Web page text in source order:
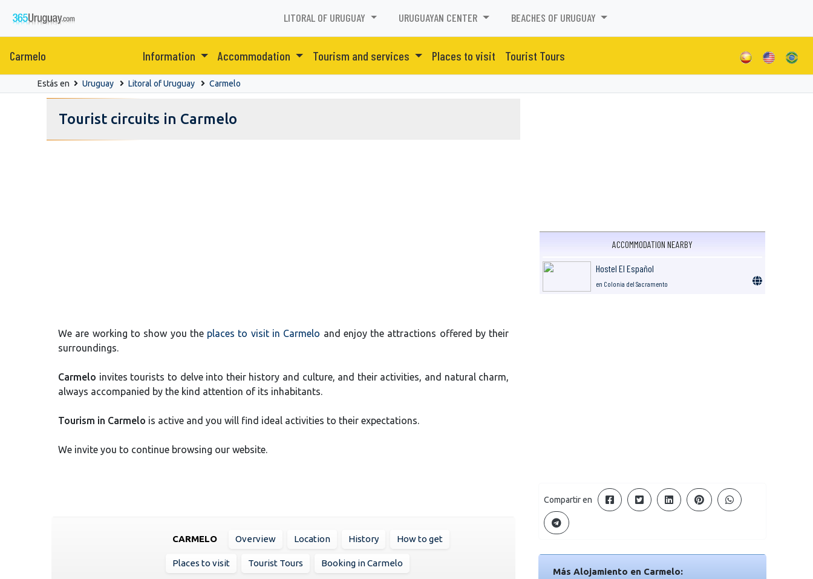
LITORAL OF URUGUAY URUGUAYAN CENTER BEACHES OF URUGUAY
Carmelo Information Accommodation Tourism and services Places to visit Tourist Tours
Estás en Uruguay Litoral of Uruguay Carmelo
Tourist circuits in Carmelo
We are working to show you the places to visit in Carmelo and enjoy the attractions offered by their
surroundings.
Carmelo invites tourists to delve into their history and culture, and their activities, and natural charm,
always accompanied by the kind attention of its inhabitants.
Tourism in Carmelo is active and you will find ideal activities to their expectations.
We invite you to continue browsing our website.
CARMELO Overview Location History How to get
Places to visit Tourist Tours Booking in Carmelo
ACCOMMODATION NEARBY
Hostel El Español
en Colonia del Sacramento
Compartir en
Más Alojamiento en Carmelo: